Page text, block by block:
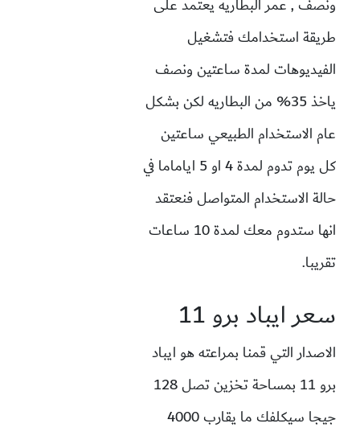
ونصف , عمر البطاريه يعتمد على
طريقة استخدامك فتشغيل
الفيديوهات لمدة ساعتين ونصف
ياخذ 35% من البطاريه لكن بشكل
عام الاستخدام الطبيعي ساعتين
كل يوم تدوم لمدة 4 او 5 اياماما في
حالة الاستخدام المتواصل فنعتقد
انها ستدوم معك لمدة 10 ساعات
تقريبا.
سعر ايباد برو 11
الاصدار التي قمنا بمراعته هو ايباد
برو 11 بمساحة تخزين تصل 128
جيجا سيكلفك ما يقارب 4000